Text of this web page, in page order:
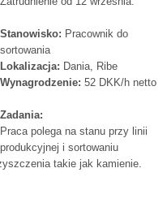
Stanowisko: Pracownik do
sortowania
Lokalizacja: Dania, Ribe
Wynagrodzenie: 52 DKK/h netto
Zadania:
Praca polega na stanu przy linii
produkcyjnej i sortowaniu
takie jak kamienie.